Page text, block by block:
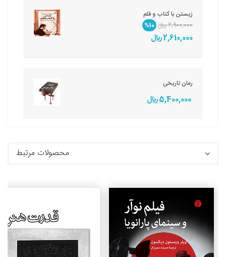
زیستن با کتاب و قلم
2,900,000 ريال
%10
2,610,000 ريال
رمان تاریخی
5,400,000 ريال
محصولات مرتبط